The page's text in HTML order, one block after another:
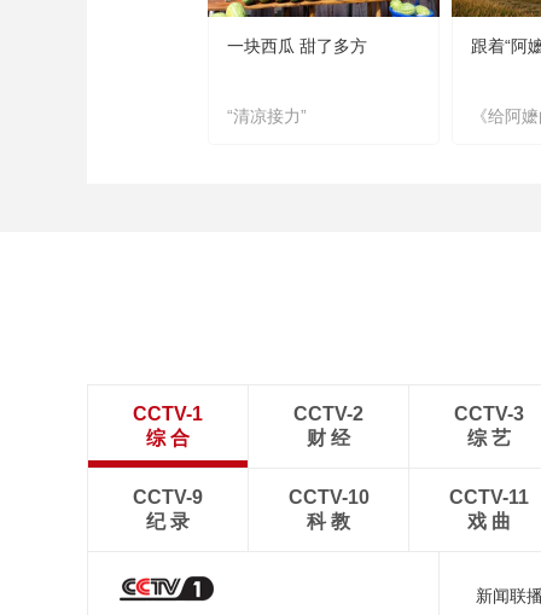
一块西瓜 甜了多方
“清凉接力”
跟着“阿
《给阿
CCTV-1
综 合
CCTV-2
财 经
CCTV-3
综 艺
CCTV-9
纪 录
CCTV-10
科 教
CCTV-11
戏 曲
新闻联